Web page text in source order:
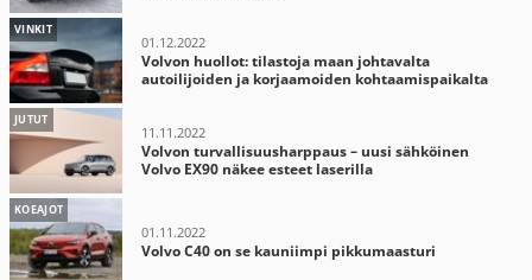
VINKIT
01.12.2022
Volvon huollot: tilastoja maan johtavalta
autoilijoiden ja korjaamoiden kohtaamispaikalta
JUTUT
11.11.2022
Volvon turvallisuusharppaus – uusi sähköinen
Volvo EX90 näkee esteet laserilla
KOEAJOT
01.11.2022
Volvo C40 on se kauniimpi pikkumaasturi